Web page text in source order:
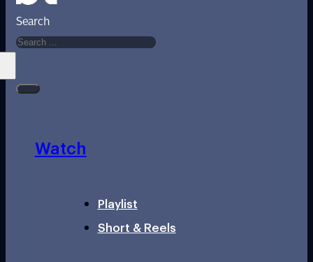
Search
Watch
Playlist
Short & Reels